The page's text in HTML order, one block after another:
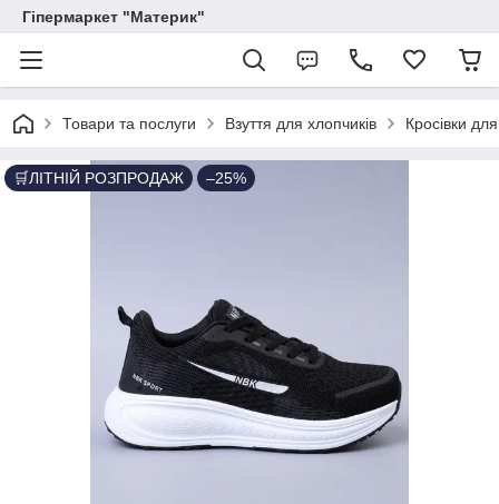
Гіпермаркет "Материк"
Товари та послуги Взуття для хлопчиків Кросівки
🛒ЛІТНІЙ РОЗПРОДАЖ –25%